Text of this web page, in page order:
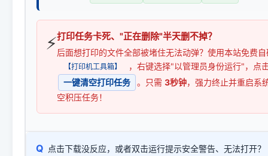
⚡打印任务卡死、"正在删除"半天删不掉？
后面想打印的文件全部被堵住无法动弹？使用本站免费
【打印机工具箱】
，右键选择"以管理员身份运行"，点
一键清空打印任务
。只需 3秒钟，强力终止并重启系
空积压任务！
Q 点击下载没反应，或者双击运行提示安全警告、无法打开？